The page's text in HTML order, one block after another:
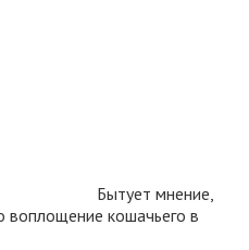
Бытует мнение,
кошачьего в